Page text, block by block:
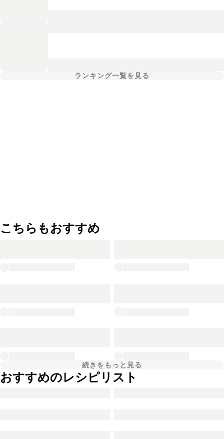
ランキング一覧を見る
こちらもおすすめ
続きをもっと見る
おすすめのレシピリスト